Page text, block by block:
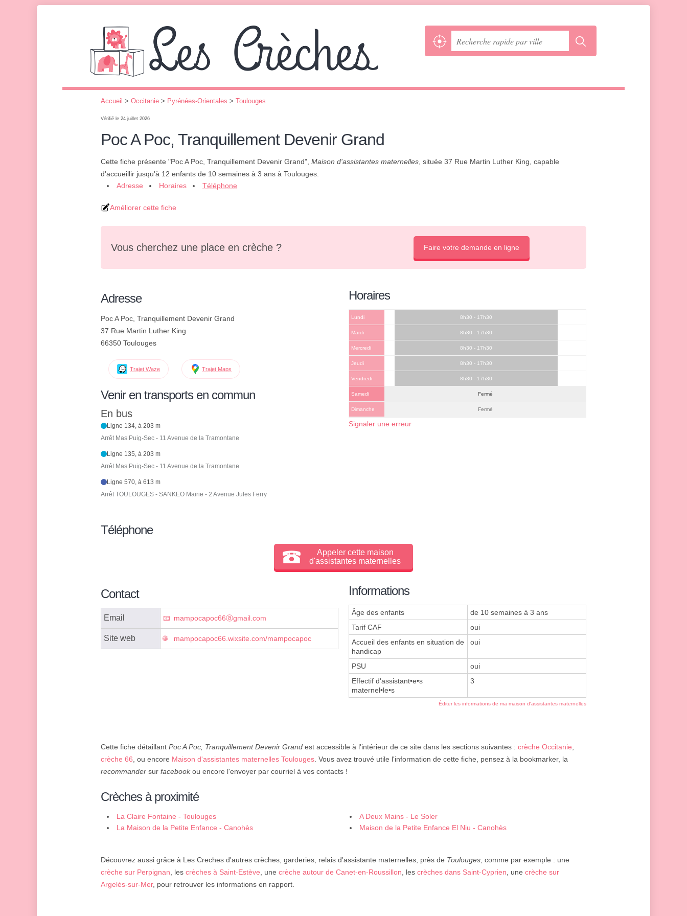
Accueil > Occitanie > Pyrénées-Orientales > Toulouges
Vérifié le 24 juillet 2026
Poc A Poc, Tranquillement Devenir Grand
Cette fiche présente "Poc A Poc, Tranquillement Devenir Grand", Maison d'assistantes maternelles , située 37 Rue Martin Luther King, capable
d'accueillir jusqu'à 12 enfants de 10 semaines à 3 ans à Toulouges.
Adresse
Horaires Téléphone
Améliorer cette fiche
Vous cherchez une place en crèche ? Faire votre demande en ligne
Adresse
Poc A Poc, Tranquillement Devenir Grand
37 Rue Martin Luther King
66350 Toulouges
Trajet Waze Trajet Maps
Venir en transports en commun
En bus
Ligne 134, à 203 m
Arrêt Mas Puig-Sec - 11 Avenue de la Tramontane
Ligne 135, à 203 m
Arrêt Mas Puig-Sec - 11 Avenue de la Tramontane
Ligne 570, à 613 m
Arrêt TOULOUGES - SANKEO Mairie - 2 Avenue Jules Ferry
Horaires
Lundi 8h30 - 17h30
Mardi 8h30 - 17h30
Mercredi 8h30 - 17h30
Jeudi 8h30 - 17h30
Vendredi 8h30 - 17h30
Samedi Fermé
Dimanche Fermé
Signaler une erreur
Téléphone
Appeler cette maison
d'assistantes maternelles
Contact
Email mampocapoc66ⓐgmail.com
Site web mampocapoc66.wixsite.com/mampocapoc
Informations
Âge des enfants
de 10 semaines à 3 ans
Tarif CAF
oui
Accueil des enfants en situation de
handicap
oui
PSU
oui
Effectif d'assistant•e•s
maternel•le•s
3
Éditer les informations de ma maison d'assistantes maternelles
Cette fiche détaillant Poc A Poc, Tranquillement Devenir Grand est accessible à l'intérieur de ce site dans les sections suivantes : crèche Occitanie,
crèche 66, ou encore Maison d'assistantes maternelles Toulouges. Vous avez trouvé utile l'information de cette fiche, pensez à la bookmarker, la
recommander sur facebookou encore l'envoyer par courriel à vos contacts !
Crèches à proximité
La Claire Fontaine - Toulouges
A Deux Mains - Le Soler
La Maison de la Petite Enfance - Canohès
Maison de la Petite Enfance El Niu - Canohès
Découvrez aussi grâce à Les Creches d'autres crèches, garderies, relais d'assistante maternelles, près de Toulouges, comme par exemple : une
crèche sur Perpignan, les crèches à Saint-Estève, une crèche autour de Canet-en-Roussillon, les crèches dans Saint-Cyprien, une crèche sur
Argelès-sur-Mer, pour retrouver les informations en rapport.